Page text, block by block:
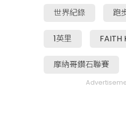
世界紀錄 跑
1英里 FAITH
摩納哥鑽石聯賽